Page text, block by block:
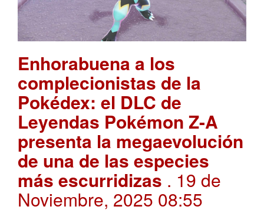
Enhorabuena a los
complecionistas de la
Pokédex: el DLC de
Leyendas Pokémon Z-A
presenta la megaevolución
de una de las especies
más escurridizas . 19 de
Noviembre, 2025 08:55